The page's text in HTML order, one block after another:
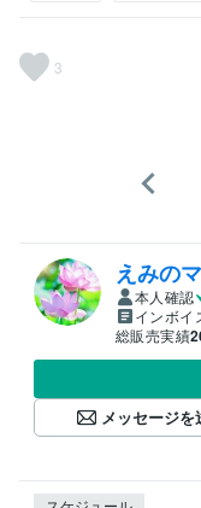
3
えみの
本人確認
インボイ
総販売実績
メッセージを